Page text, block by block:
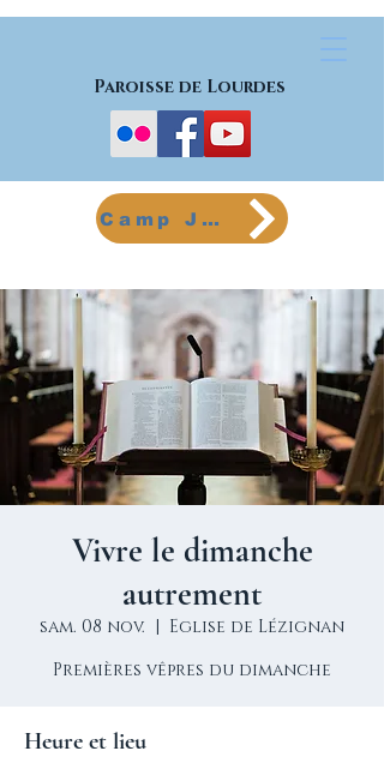
Paroisse de Lourdes
Camp Jeunes
Vivre le dimanche
autrement
sam. 08 nov.
  |
Eglise de Lézignan
Premières vêpres du dimanche
Heure et lieu